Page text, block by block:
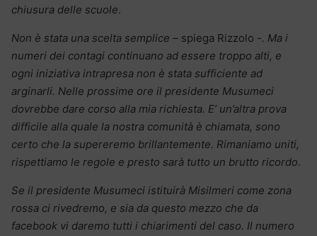
chiusura delle scuole.
Non è stata una scelta semplice – spiega Rizzolo -. Ma i
numeri dei contagi continuano ad essere troppo alti, e
ogni iniziativa intrapresa non è stata sufficiente ad
arginarli. Nelle prossime ore il presidente Musumeci
dovrebbe dare corso alla mia richiesta. E’ un’altra prova
difficile alla quale la nostra comunità è chiamata, sono
certo che la supereremo brillantemente. Rimaniamo uniti,
rispettiamo le regole e presto sarà tutto un brutto ricordo.
Se il presidente Musumeci istituirà Misilmeri come zona
rossa ci rivedremo, e sia da questo mezzo che da
facebook vi daremo tutti i chiarimenti del caso. Il numero